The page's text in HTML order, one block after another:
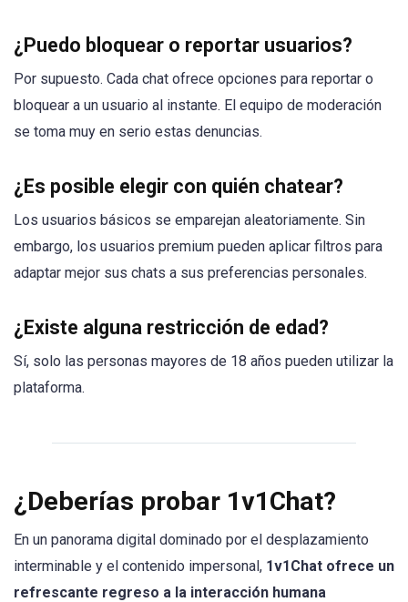
¿Puedo bloquear o reportar usuarios?
Por supuesto. Cada chat ofrece opciones para reportar o
bloquear a un usuario al instante. El equipo de moderación
se toma muy en serio estas denuncias.
¿Es posible elegir con quién chatear?
Los usuarios básicos se emparejan aleatoriamente. Sin
embargo, los usuarios premium pueden aplicar filtros para
adaptar mejor sus chats a sus preferencias personales.
¿Existe alguna restricción de edad?
Sí, solo las personas mayores de 18 años pueden utilizar la
plataforma.
¿Deberías probar 1v1Chat?
En un panorama digital dominado por el desplazamiento
interminable y el contenido impersonal, 1v1Chat ofrece un
refrescante regreso a la interacción humana